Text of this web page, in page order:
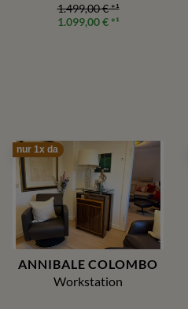
1.499,00 €*¹
1.099,00 €*¹
nur 1x da
ANNIBALE COLOMBO
Workstation